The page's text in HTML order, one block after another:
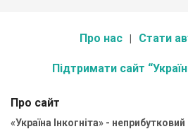
Про нас Стати
Підтримати сайт
Про сайт
«Україна Інкогніта» -